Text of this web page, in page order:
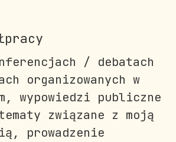
/ debatach
organizowanych w
wypowiedzi publiczne
związane z moją
prowadzenie